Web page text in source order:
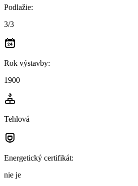
Podlažie:
3/3
Rok výstavby:
1900
Tehlová
Energetický certifikát:
nie je